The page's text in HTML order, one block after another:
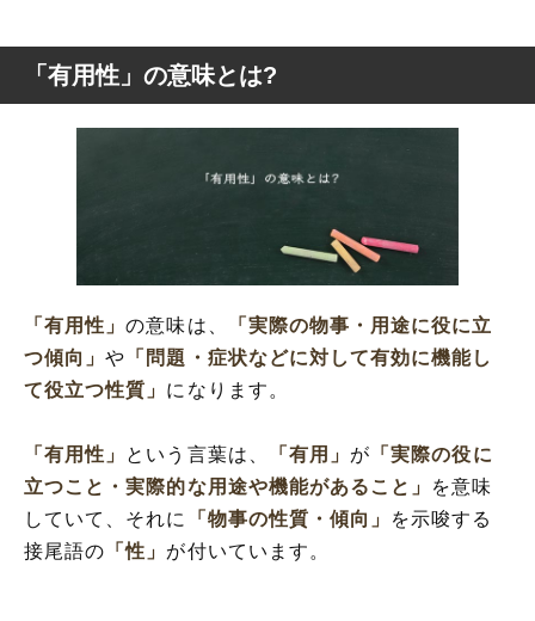
「有用性」の意味とは?
「有用性」を使った言葉と意味を解釈
「有用性」を使った例文や短文など(意味を
解釈)
「有用性」の類語や言い換え(シソーラス)
「有用性」の英語(解釈)・例文など
「有用性」の対義語
「有用性」の意味とは?
「有用性」の意味は、
「実際の物事・用途に役に立
つ傾向」や 「問題・症状などに対して有効に機能し
て役立つ性質」 になります。
「有用性」 という言葉は、 「有用」 が 「実際の役に
立つこと・実際的な用途や機能があること」 を意味
していて、それに
「物事の性質・傾向」
を示唆する
接尾語の 「性」 が付いています。